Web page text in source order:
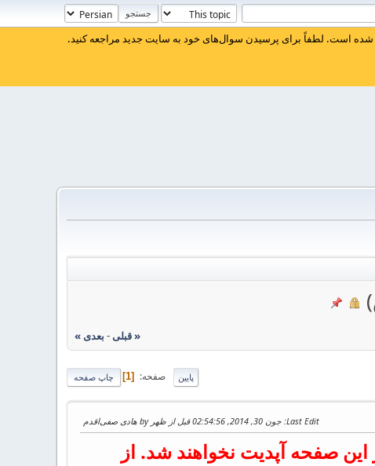
است. لطفاً برای پرسیدن سوال‌های خود به سایت جدید مراجعه کنید.
« قبلی- بعدی »
چاپ صفحه پایین صفحه 1
Last Edit: جون 30, 2014, 02:54:56 قبل از ظهر by هادی صفی‌اقدم
صفحه آپدیت نخواهند شد. از